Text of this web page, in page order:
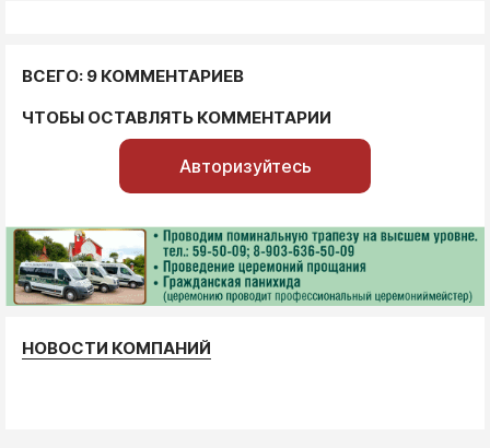
ВСЕГО: 9 КОММЕНТАРИЕВ
ЧТОБЫ ОСТАВЛЯТЬ КОММЕНТАРИИ
Авторизуйтесь
НОВОСТИ КОМПАНИЙ